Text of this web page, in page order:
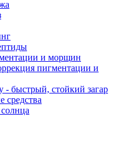
и морщин
пигментации и
- быстрый, стойкий загар
средства